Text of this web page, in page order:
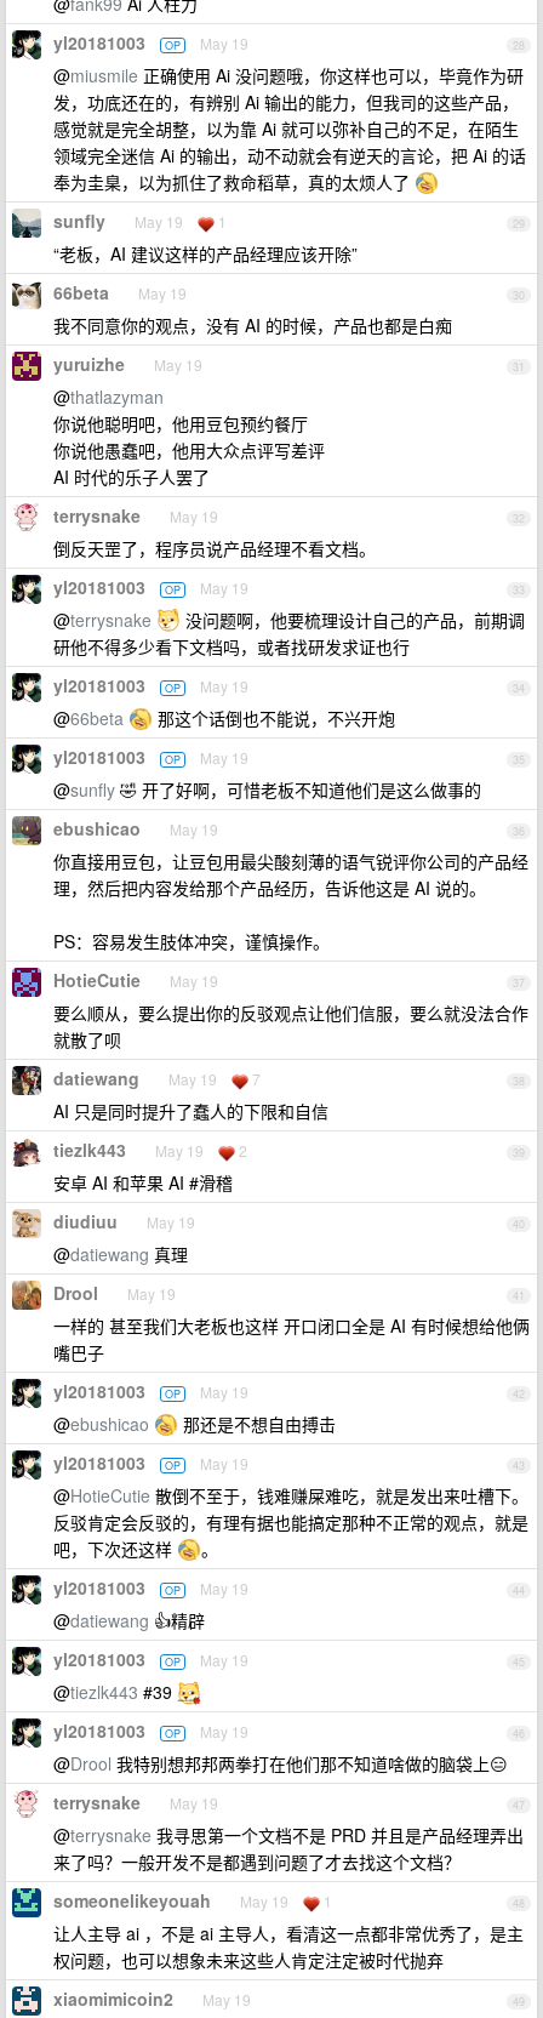
28
yl20181003 OP May 19
@miusmile 正确使用 Ai 没问题哦，你这样也可以，毕竟作为研
发，功底还在的，有辨别 Ai 输出的能力，但我司的这些产品，
感觉就是完全胡整，以为靠 Ai 就可以弥补自己的不足，在陌生
领域完全迷信 Ai 的输出，动不动就会有逆天的言论，把 Ai 的话
奉为圭臬，以为抓住了救命稻草，真的太烦人了
29
sunfly May 19 1
“老板，AI 建议这样的产品经理应该开除”
30
66beta May 19
我不同意你的观点，没有 AI 的时候，产品也都是白痴
31
yuruizhe May 19
@thatlazyman
你说他聪明吧，他用豆包预约餐厅
你说他愚蠢吧，他用大众点评写差评
AI 时代的乐子人罢了
32
terrysnake May 19
倒反天罡了，程序员说产品经理不看文档。
33
yl20181003 OP May 19
@terrysnake
没问题啊，他要梳理设计自己的产品，前期调
研他不得多少看下文档吗，或者找研发求证也行
34
yl20181003 OP May 19
@66beta 那这个话倒也不能说，不兴开炮
35
yl20181003 OP May 19
@sunfly 🤣 开了好啊，可惜老板不知道他们是这么做事的
36
ebushicao May 19
你直接用豆包，让豆包用最尖酸刻薄的语气锐评你公司的产品经
理，然后把内容发给那个产品经历，告诉他这是 AI 说的。
PS：容易发生肢体冲突，谨慎操作。
37
HotieCutie May 19
要么顺从，要么提出你的反驳观点让他们信服，要么就没法合作
就散了呗
38
datiewang May 19 7
AI 只是同时提升了蠢人的下限和自信
39
tiezlk443 May 19 2
安卓 AI 和苹果 AI #滑稽
40
diudiuu May 19
@datiewang 真理
41
Drool May 19
一样的 甚至我们大老板也这样 开口闭口全是 AI 有时候想给他俩
嘴巴子
42
yl20181003 OP May 19
@ebushicao 那还是不想自由搏击
43
yl20181003 OP May 19
@HotieCutie 散倒不至于，钱难赚屎难吃，就是发出来吐槽下。
反驳肯定会反驳的，有理有据也能搞定那种不正常的观点，就是
吧，下次还这样
。
44
yl20181003 OP May 19
@datiewang 👍精辟
45
yl20181003 OP May 19
@tiezlk443 #39
46
yl20181003 OP May 19
@Drool 我特别想邦邦两拳打在他们那不知道啥做的脑袋上😑
47
terrysnake May 19
@terrysnake 我寻思第一个文档不是 PRD 并且是产品经理弄出
来了吗？一般开发不是都遇到问题了才去找这个文档？
48
someonelikeyouah May 19 1
让人主导 ai ，不是 ai 主导人，看清这一点都非常优秀了，是主
权问题，也可以想象未来这些人肯定注定被时代抛弃
49
xiaomimicoin2 May 19